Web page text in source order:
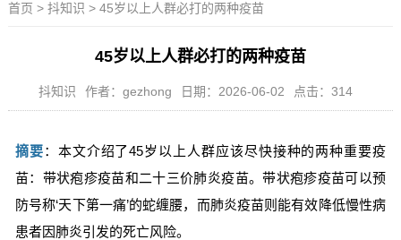
首页 > 抖知识 > 45岁以上人群必打的两种疫苗
45岁以上人群必打的两种疫苗
抖知识 作者：gezhong 日期：2026-06-02 点击：314
摘要：本文介绍了45岁以上人群应该尽快接种的两种重要疫
苗：带状疱疹疫苗和二十三价肺炎疫苗。带状疱疹疫苗可以预
防号称‘天下第一痛’的蛇缠腰，而肺炎疫苗则能有效降低慢性病
患者因肺炎引发的死亡风险。